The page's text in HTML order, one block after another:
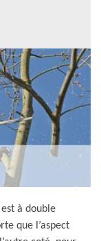
à double
que l’aspect